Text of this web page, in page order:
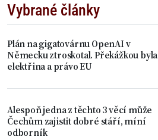
Vybrané články
Plán na gigatovárnu OpenAI v
Německu ztroskotal. Překážkou byla
elektřina a právo EU
Alespoň jedna z těchto 3 věcí může
Čechům zajistit dobré stáří, míní
odborník